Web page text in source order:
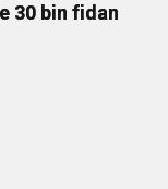
30 bin fidan